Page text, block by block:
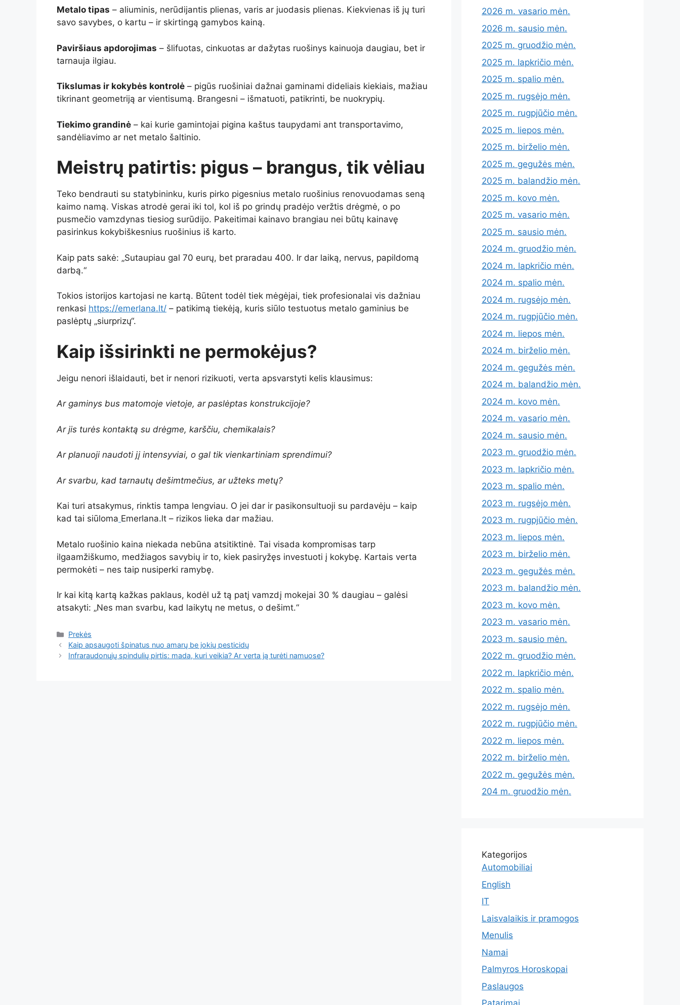
Metalo tipas – aliuminis, nerūdijantis plienas, varis ar juodasis plienas. Kiekvienas iš jų turi
savo savybes, o kartu – ir skirtingą gamybos kainą.
Paviršiaus apdorojimas – šlifuotas, cinkuotas ar dažytas ruošinys kainuoja daugiau, bet ir
tarnauja ilgiau.
Tikslumas ir kokybės kontrolė – pigūs ruošiniai dažnai gaminami dideliais kiekiais, mažiau
tikrinant geometriją ar vientisumą. Brangesni – išmatuoti, patikrinti, be nuokrypių.
Tiekimo grandinė – kai kurie gamintojai pigina kaštus taupydami ant transportavimo,
sandėliavimo ar net metalo šaltinio.
Meistrų patirtis: pigus – brangus, tik vėliau
Teko bendrauti su statybininku, kuris pirko pigesnius metalo ruošinius renovuodamas seną
kaimo namą. Viskas atrodė gerai iki tol, kol iš po grindų pradėjo veržtis drėgmė, o po
pusmečio vamzdynas tiesiog surūdijo. Pakeitimai kainavo brangiau nei būtų kainavę
pasirinkus kokybiškesnius ruošinius iš karto.
Kaip pats sakė: „Sutaupiau gal 70 eurų, bet praradau 400. Ir dar laiką, nervus, papildomą
darbą.“
Tokios istorijos kartojasi ne kartą. Būtent todėl tiek mėgėjai, tiek profesionalai vis dažniau
renkasi https://emerlana.lt/ – patikimą tiekėją, kuris siūlo testuotus metalo gaminius be
paslėptų „siurprizų“.
Kaip išsirinkti ne permokėjus?
Jeigu nenori išlaidauti, bet ir nenori rizikuoti, verta apsvarstyti kelis klausimus:
Ar gaminys bus matomoje vietoje, ar paslėptas konstrukcijoje?
Ar jis turės kontaktą su drėgme, karščiu, chemikalais?
Ar planuoji naudoti jį intensyviai, o gal tik vienkartiniam sprendimui?
Ar svarbu, kad tarnautų dešimtmečius, ar užteks metų?
Kai turi atsakymus, rinktis tampa lengviau. O jei dar ir pasikonsultuoji su pardavėju – kaip
kad tai siūloma Emerlana.lt – rizikos lieka dar mažiau.
Metalo ruošinio kaina niekada nebūna atsitiktinė. Tai visada kompromisas tarp
ilgaamžiškumo, medžiagos savybių ir to, kiek pasiryžęs investuoti į kokybę. Kartais verta
permokėti – nes taip nusiperki ramybę.
Ir kai kitą kartą kažkas paklaus, kodėl už tą patį vamzdį mokejai 30 % daugiau – galėsi
atsakyti: „Nes man svarbu, kad laikytų ne metus, o dešimt.“
Kategorijos
Prekės
Kaip apsaugoti špinatus nuo amarų be jokių pesticidų
Infraraudonųjų spindulių pirtis: mada, kuri veikia? Ar verta ją turėti namuose?
2026 m. vasario mėn.
2026 m. sausio mėn.
2025 m. gruodžio mėn.
2025 m. lapkričio mėn.
2025 m. spalio mėn.
2025 m. rugsėjo mėn.
2025 m. rugpjūčio mėn.
2025 m. liepos mėn.
2025 m. birželio mėn.
2025 m. gegužės mėn.
2025 m. balandžio mėn.
2025 m. kovo mėn.
2025 m. vasario mėn.
2025 m. sausio mėn.
2024 m. gruodžio mėn.
2024 m. lapkričio mėn.
2024 m. spalio mėn.
2024 m. rugsėjo mėn.
2024 m. rugpjūčio mėn.
2024 m. liepos mėn.
2024 m. birželio mėn.
2024 m. gegužės mėn.
2024 m. balandžio mėn.
2024 m. kovo mėn.
2024 m. vasario mėn.
2024 m. sausio mėn.
2023 m. gruodžio mėn.
2023 m. lapkričio mėn.
2023 m. spalio mėn.
2023 m. rugsėjo mėn.
2023 m. rugpjūčio mėn.
2023 m. liepos mėn.
2023 m. birželio mėn.
2023 m. gegužės mėn.
2023 m. balandžio mėn.
2023 m. kovo mėn.
2023 m. vasario mėn.
2023 m. sausio mėn.
2022 m. gruodžio mėn.
2022 m. lapkričio mėn.
2022 m. spalio mėn.
2022 m. rugsėjo mėn.
2022 m. rugpjūčio mėn.
2022 m. liepos mėn.
2022 m. birželio mėn.
2022 m. gegužės mėn.
204 m. gruodžio mėn.
Kategorijos
Automobiliai
English
IT
Laisvalaikis ir pramogos
Menulis
Namai
Palmyros Horoskopai
Paslaugos